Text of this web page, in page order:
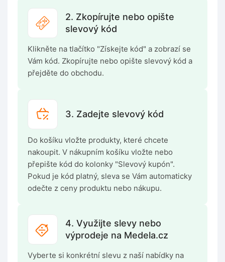
2. Zkopírujte nebo opište
slevový kód
Klikněte na tlačítko "Získejte kód" a zobrazí se
Vám kód. Zkopírujte nebo opište slevový kód a
přejděte do obchodu.
3. Zadejte slevový kód
Do košíku vložte produkty, které chcete
nakoupit. V nákupním košíku vložte nebo
přepište kód do kolonky "Slevový kupón".
Pokud je kód platný, sleva se Vám automaticky
odečte z ceny produktu nebo nákupu.
4. Využijte slevy nebo
výprodeje na Medela.cz
Vyberte si konkrétní slevu z naší nabídky na